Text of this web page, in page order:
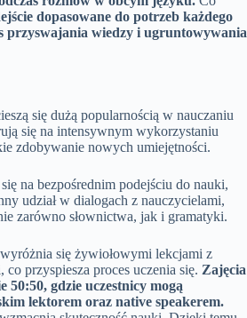
dopasowane do potrzeb każdego
przyswajania wiedzy i ugruntowywania
się dużą popularnością w nauczaniu
się na intensywnym wykorzystaniu
zdobywanie nowych umiejętności.
na bezpośrednim podejściu do nauki,
udział w dialogach z nauczycielami,
zarówno słownictwa, jak i gramatyki.
się żywiołowymi lekcjami z
przyspiesza proces uczenia się. Zajęcia
50:50, gdzie uczestnicy mogą
lektorem oraz native speakerem.